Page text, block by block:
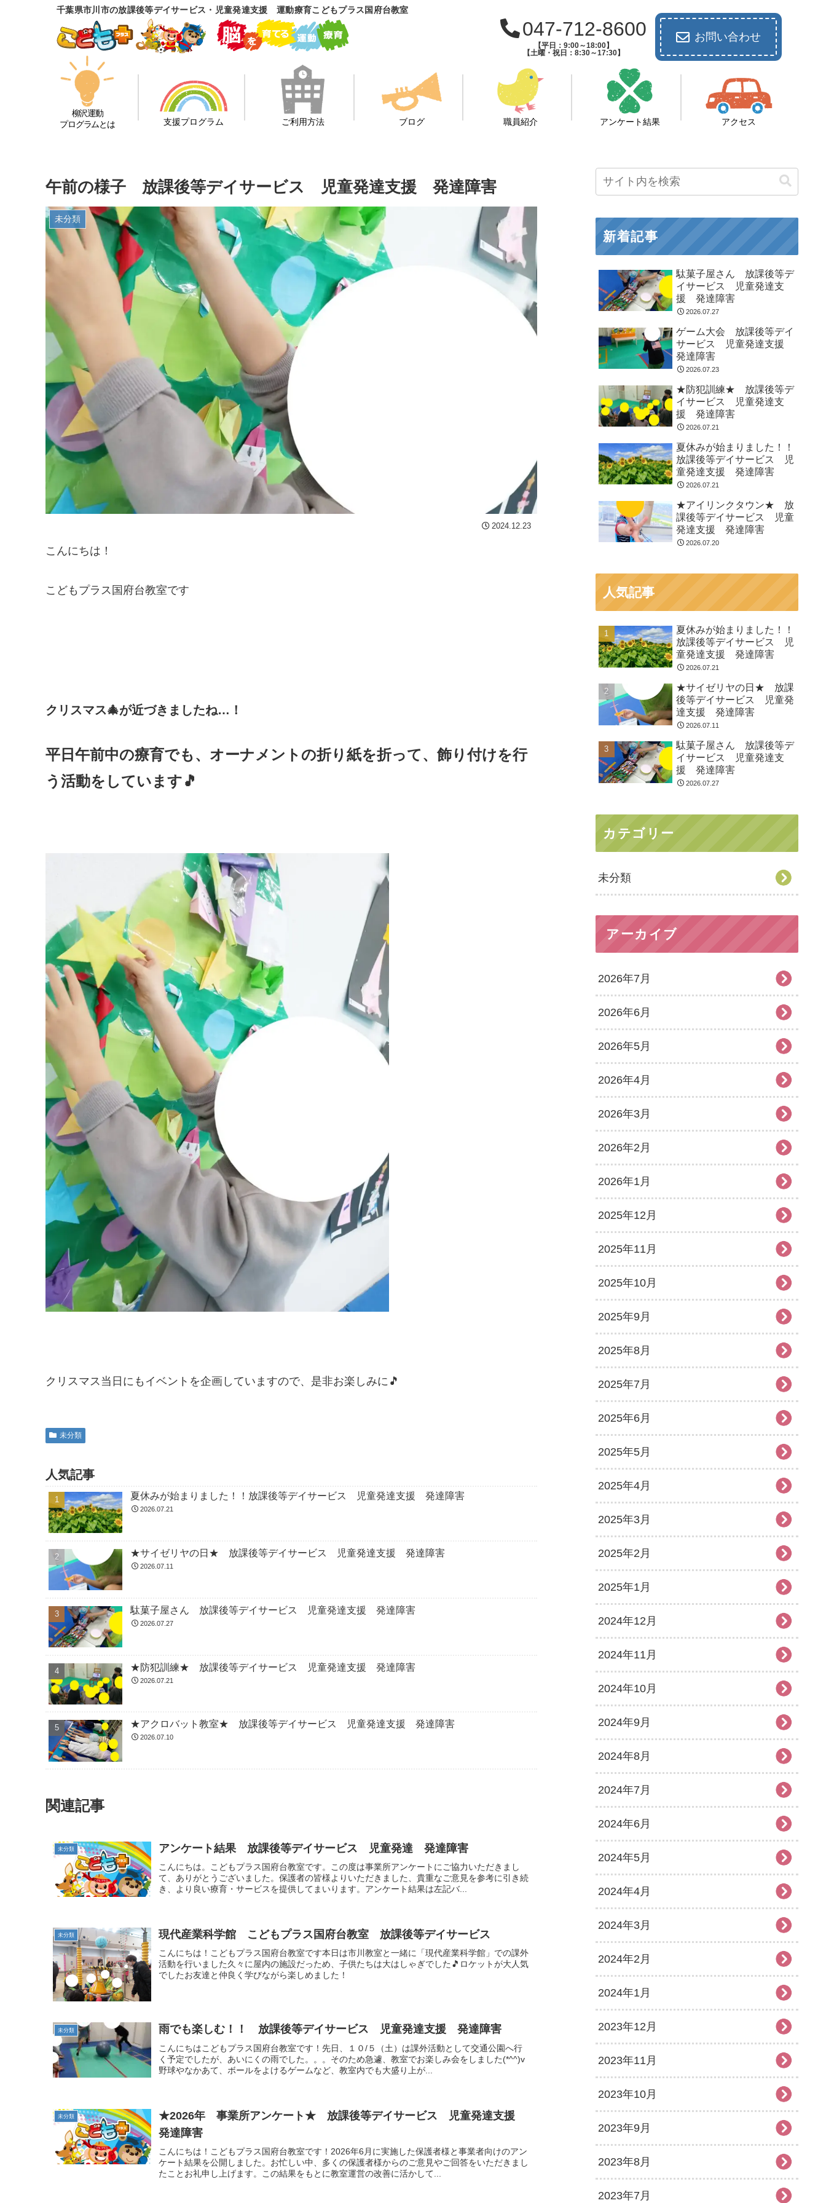
千葉県市川市の放課後等デイサービス・児童発達支援 運動療育こどもプラス国府台教室
047-712-8600
【平日：9:00～18:00】
【土曜・祝日：8:30～17:30】
お問い合わせ
柳沢運動
プログラムとは
支援プログラム ご利用方法 ブログ 職員紹介 アンケート結果 アクセス
午前の様子 放課後等デイサービス 児童発達支援 発達障害
未分類
2024.12.23
こんにちは！
こどもプラス国府台教室です
クリスマス🎄が近づきましたね…！
平日午前中の療育でも、オーナメントの折り紙を折って、飾り付けを行
う活動をしています🎵
クリスマス当日にもイベントを企画していますので、是非お楽しみに🎵
未分類
人気記事
夏休みが始まりました！！放課後等デイサービス 児童発達支援 発達障害
2026.07.21
★サイゼリヤの日★ 放課後等デイサービス 児童発達支援 発達障害
2026.07.11
駄菓子屋さん 放課後等デイサービス 児童発達支援 発達障害
2026.07.27
★防犯訓練★ 放課後等デイサービス 児童発達支援 発達障害
2026.07.21
★アクロバット教室★ 放課後等デイサービス 児童発達支援 発達障害
2026.07.10
関連記事
未分類 アンケート結果 放課後等デイサービス 児童発達 発達障害
こんにちは。こどもプラス国府台教室です。この度は事業所アンケートにご協力いただきまし
て、ありがとうございました。保護者の皆様よりいただきました、貴重なご意見を参考に引き続
き、より良い療育・サービスを提供してまいります。アンケート結果は左記バ...
未分類 現代産業科学館 こどもプラス国府台教室 放課後等デイサービス
こんにちは！こどもプラス国府台教室です本日は市川教室と一緒に「現代産業科学館」での課外
活動を行いました久々に屋内の施設だっため、子供たちは大はしゃぎでした🎵ロケットが大人気
でしたお友達と仲良く学びながら楽しめました！
未分類 雨でも楽しむ！！ 放課後等デイサービス 児童発達支援 発達障害
こんにちはこどもプラス国府台教室です！先日、１０/５（土）は課外活動として交通公園へ行
く予定でしたが、あいにくの雨でした。。。そのため急遽、教室でお楽しみ会をしました(*^^)v
野球やなかあて、ボールをよけるゲームなど、教室内でも大盛り上が...
未分類
★2026年 事業所アンケート★ 放課後等デイサービス 児童発達支援
発達障害
こんにちは！こどもプラス国府台教室です！2026年6月に実施した保護者様と事業者向けのアン
ケート結果を公開しました。お忙しい中、多くの保護者様からのご意見やご回答をいただきまし
たことお礼申し上げます。この結果をもとに教室運営の改善に活かして...
新着記事
駄菓子屋さん 放課後等デ
イサービス 児童発達支
援 発達障害
2026.07.27
ゲーム大会 放課後等デイ
サービス 児童発達支援
発達障害
2026.07.23
★防犯訓練★ 放課後等デ
イサービス 児童発達支
援 発達障害
2026.07.21
夏休みが始まりました！！
放課後等デイサービス 児
童発達支援 発達障害
2026.07.21
★アイリンクタウン★ 放
課後等デイサービス 児童
発達支援 発達障害
2026.07.20
人気記事
夏休みが始まりました！！
放課後等デイサービス 児
童発達支援 発達障害
2026.07.21
★サイゼリヤの日★ 放課
後等デイサービス 児童発
達支援 発達障害
2026.07.11
駄菓子屋さん 放課後等デ
イサービス 児童発達支
援 発達障害
2026.07.27
カテゴリー
未分類
アーカイブ
2026年7月
2026年6月
2026年5月
2026年4月
2026年3月
2026年2月
2026年1月
2025年12月
2025年11月
2025年10月
2025年9月
2025年8月
2025年7月
2025年6月
2025年5月
2025年4月
2025年3月
2025年2月
2025年1月
2024年12月
2024年11月
2024年10月
2024年9月
2024年8月
2024年7月
2024年6月
2024年5月
2024年4月
2024年3月
2024年2月
2024年1月
2023年12月
2023年11月
2023年10月
2023年9月
2023年8月
2023年7月